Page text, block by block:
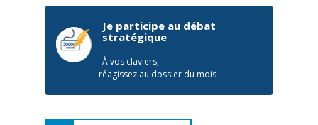
Je participe au débat
stratégique
À vos claviers,
réagissez au dossier du mois